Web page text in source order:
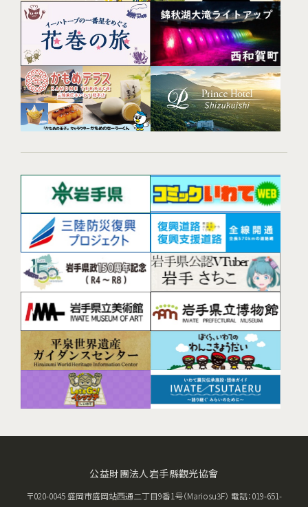
公益財團法人岩手縣觀光協會
〒020-0045 盛岡市盛岡站西通二丁目9番1号（Mariosu3F） 電話：019-651-